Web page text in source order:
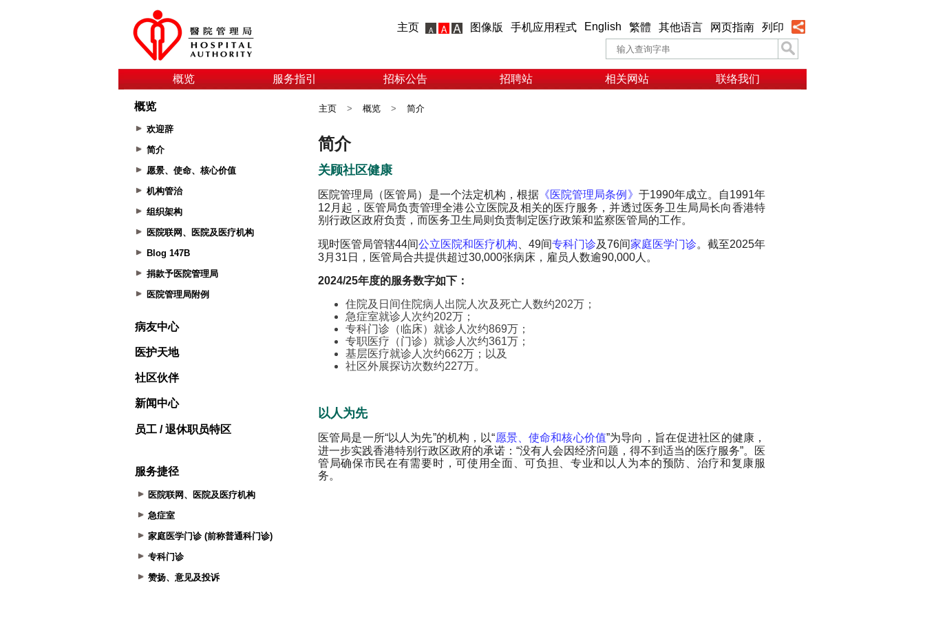
主页 图像版 手机应用程式 English 繁體 其他语言 网页指南 列印
概览 服务指引 招标公告 招聘站 相关网站 联络我们
概览
欢迎辞
简介
愿景、使命、核心价值
机构管治
组织架构
医院联网、医院及医疗机构
Blog 147B
捐款予医院管理局
医院管理局附例
病友中心
医护天地
社区伙伴
新闻中心
员工 / 退休职员特区
服务捷径
医院联网、医院及医疗机构
急症室
家庭医学门诊 (前称普通科门诊)
专科门诊
赞扬、意见及投诉
主页 > 概览 > 简介